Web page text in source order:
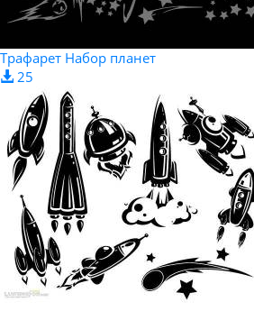
Трафарет Набор планет
25